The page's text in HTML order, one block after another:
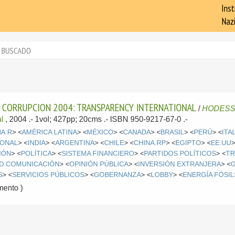
2004: TRANSPARENCY INTERNATIONAL /
, 2004 .- 1vol; 427pp; 20cms .- ISBN 950-9217-67-0 .-
> <AMÉRICA LATINA> <MÉXICO> <CANADA> <BRASIL> <PERÚ> <
> <INDIA> <ARGENTINA> <CHILE> <CHINA.RP> <EGIPTO> <EE.UU
> <POLÍTICA> <SISTEMA FINANCIERO> <PARTIDOS POLÍTICOS> <
> <OPINIÓN PÚBLICA> <INVERSIÓN EXTRANJERA> <
> <SERVICIOS PÚBLICOS> <GOBERNANZA> <LOBBY> <ENERGÍA FÓSIL
)